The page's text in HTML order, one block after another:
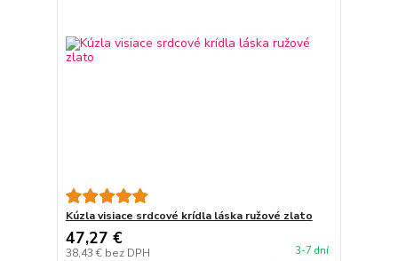
Kúzla visiace srdcové krídla láska ružové zlato
47,27 €
38,43 € bez DPH 3-7 dní